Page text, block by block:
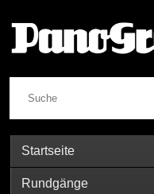
Suche
Startseite
Rundgänge